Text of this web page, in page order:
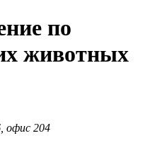
по
животных
офис 204